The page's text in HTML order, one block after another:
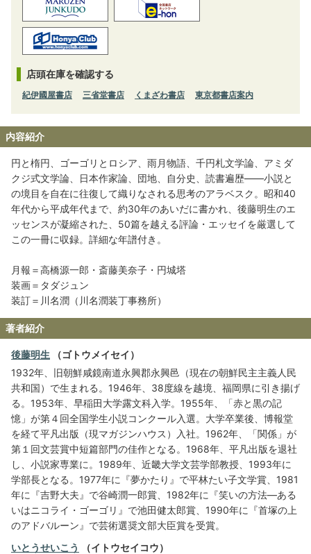
店頭在庫を確認する
紀伊國屋書店 三省堂書店 くまざわ書店 東京都書店案内
内容紹介
円と楕円、ゴーゴリとロシア、雨月物語、千円札文学論、アミダ
クジ式文学論、日本作家論、団地、自分史、読書遍歴――小説と
の境目を自在に往復して織りなされる思考のアラベスク。昭和40
年代から平成年代まで、約30年のあいだに書かれ、後藤明生のエ
ッセンスが凝縮された、50篇を越える評論・エッセイを厳選して
この一冊に収録。詳細な年譜付き。
月報＝高橋源一郎・斎藤美奈子・円城塔
装画＝タダジュン
装訂＝川名潤（川名潤装丁事務所）
著者紹介
後藤明生 （ゴトウメイセイ）
1932年、旧朝鮮咸鏡南道永興郡永興邑（現在の朝鮮民主主義人民
共和国）で生まれる。1946年、38度線を越境、福岡県に引き揚げ
る。1953年、早稲田大学露文科入学。1955年、「赤と黒の記
憶」が第４回全国学生小説コンクール入選。大学卒業後、博報堂
を経て平凡出版（現マガジンハウス）入社。1962年、「関係」が
第１回文芸賞中短篇部門の佳作となる。1968年、平凡出版を退社
し、小説家専業に。1989年、近畿大学文芸学部教授、1993年に
学部長となる。1977年に『夢かたり』で平林たい子文学賞、1981
年に『吉野大夫』で谷崎潤一郎賞、1982年に『笑いの方法―ある
いはニコライ・ゴーゴリ』で池田健太郎賞、1990年に『首塚の上
のアドバルーン』で芸術選奨文部大臣賞を受賞。
いとうせいこう
（イトウセイコウ）